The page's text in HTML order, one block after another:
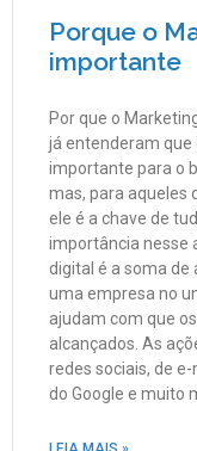
Porque o
importante
Por que o
já entenderam que
importante para o
mas, para aqueles
ele é a chave de
importância nesse
digital é a soma
uma empresa no
ajudam com que
alcançados. As
redes sociais, de
do Google e muito